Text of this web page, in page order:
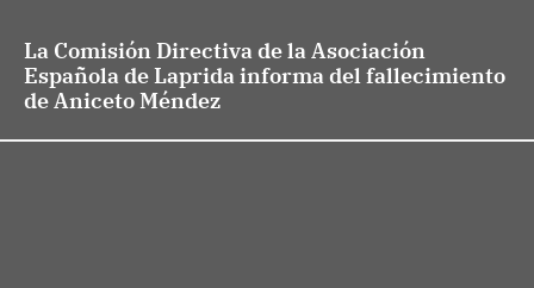
La Comisión Directiva de la Asociación
Española de Laprida informa del fallecimiento
de Aniceto Méndez